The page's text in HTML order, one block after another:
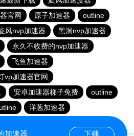
官网 原子加速器
outline
风nvp加速器
黑洞nvp加速器
永久不收费的nvp加速器
飞鱼加速器
vp加速器官网
安卓加速器梯子免费
outline
洋葱加速器
加速器 下载